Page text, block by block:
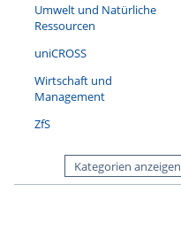
Umwelt und Natürliche
Ressourcen
uniCROSS
Wirtschaft und
Management
ZfS
Kategorien anzeigen